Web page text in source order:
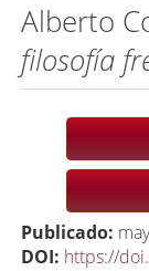
Alberto
filosofía
Barra
lateral
artículo
Publicado:
DOI: https://